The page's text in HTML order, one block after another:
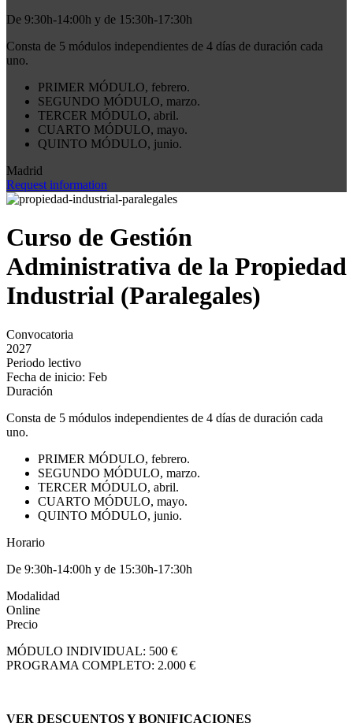
De 9:30h-14:00h y de 15:30h-17:30h
Consta de 5 módulos independientes de 4 días de duración cada
uno.
PRIMER MÓDULO, febrero.
SEGUNDO MÓDULO, marzo.
TERCER MÓDULO, abril.
CUARTO MÓDULO, mayo.
QUINTO MÓDULO, junio.
Madrid
Request information
Curso de Gestión
Administrativa de la Propiedad
Industrial (Paralegales)
Convocatoria
2027
Periodo lectivo
Fecha de inicio: Feb
Duración
Consta de 5 módulos independientes de 4 días de duración cada
uno.
PRIMER MÓDULO, febrero.
SEGUNDO MÓDULO, marzo.
TERCER MÓDULO, abril.
CUARTO MÓDULO, mayo.
QUINTO MÓDULO, junio.
Horario
De 9:30h-14:00h y de 15:30h-17:30h
Modalidad
Online
Precio
MÓDULO INDIVIDUAL: 500 €
PROGRAMA COMPLETO: 2.000 €
VER DESCUENTOS Y BONIFICACIONES